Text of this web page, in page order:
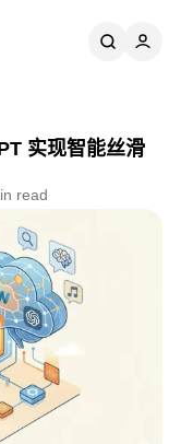
实现智能丝滑
read